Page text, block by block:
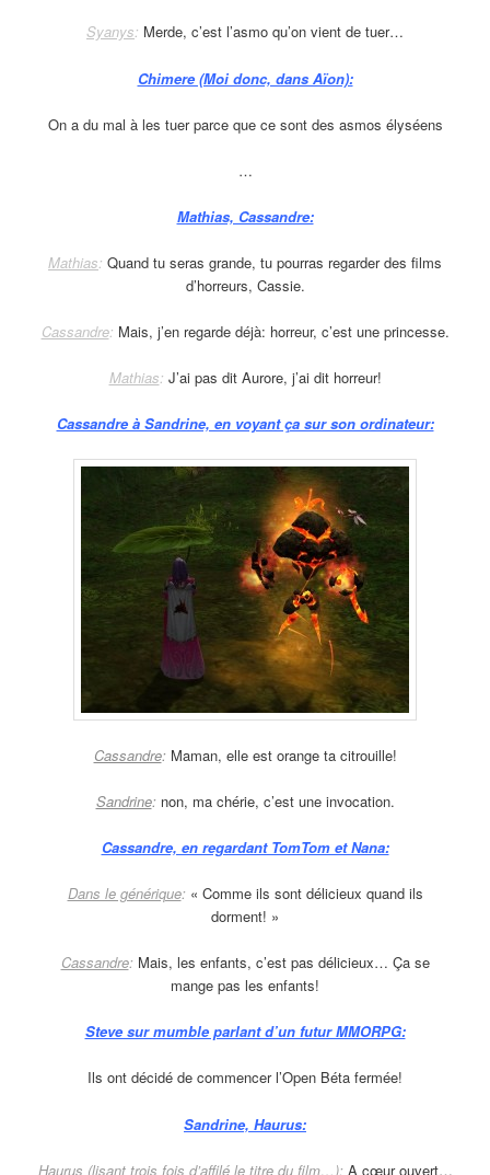
Syanys: Merde, c’est l’asmo qu’on vient de tuer…
Chimere (Moi donc, dans Aïon):
On a du mal à les tuer parce que ce sont des asmos élyséens
…
Mathias, Cassandre:
Mathias: Quand tu seras grande, tu pourras regarder des films
d’horreurs, Cassie.
Cassandre: Mais, j’en regarde déjà: horreur, c’est une princesse.
Mathias: J’ai pas dit Aurore, j’ai dit horreur!
Cassandre à Sandrine, en voyant ça sur son ordinateur:
Cassandre:Maman, elle est orange ta citrouille!
Sandrine:non, ma chérie, c’est une invocation.
Cassandre, en regardant TomTom et Nana:
Dans le générique: « Comme ils sont délicieux quand ils
dorment! »
Cassandre: Mais, les enfants, c’est pas délicieux… Ça se
mange pas les enfants!
Steve sur mumble parlant d’un futur MMORPG:
Ils ont décidé de commencer l’Open Béta fermée!
Sandrine, Haurus:
Haurus (lisant trois fois d’affilé le titre du film…): A cœur ouvert…